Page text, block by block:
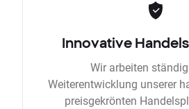
Innovative
Wir arbeiten
Weiterentwicklung unserer
preisgekrönten